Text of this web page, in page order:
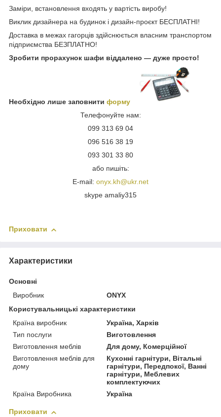
Заміри, встановлення входять у вартість виробу!
Виклик дизайнера на будинок і дизайн-проєкт БЕСПЛАТНІ!
Доставка в межах гагорців здійснюється власним транспортом
підприємства БЕЗПЛАТНО!
Зробити прорахунок шафи віддалено — дуже просто!
Необхідно лише заповнити форму
Телефонуйте нам:
099 313 69 04
096 516 38 19
093 301 33 80
або пишіть:
E-mail: onyx.kh@ukr.net
skype amaliy315
Приховати
Характеристики
Основні
Виробник
ONYX
Користувальницькі характеристики
Країна виробник
Україна, Харків
Тип послуги
Виготовлення
Виготовлення меблів
Для дому, Комерційної
Виготовлення меблів для
дому
Кухонні гарнітури, Вітальні
гарнітури, Передпокої, Ванні
гарнітури, Меблевих
комплектуючих
Країна Виробника
Україна
Приховати